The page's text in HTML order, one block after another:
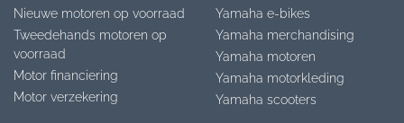
Nieuwe motoren op voorraad
Tweedehands motoren op
voorraad
Motor financiering
Motor verzekering
Yamaha e-bikes
Yamaha merchandising
Yamaha motoren
Yamaha motorkleding
Yamaha scooters